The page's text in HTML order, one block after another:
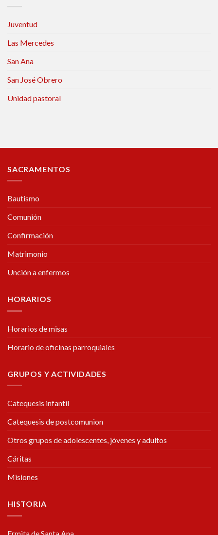
Juventud
Las Mercedes
San Ana
San José Obrero
Unidad pastoral
SACRAMENTOS
Bautismo
Comunión
Confirmación
Matrimonio
Unción a enfermos
HORARIOS
Horarios de misas
Horario de oficinas parroquiales
GRUPOS Y ACTIVIDADES
Catequesis infantil
Catequesis de postcomunion
Otros grupos de adolescentes, jóvenes y adultos
Cáritas
Misiones
HISTORIA